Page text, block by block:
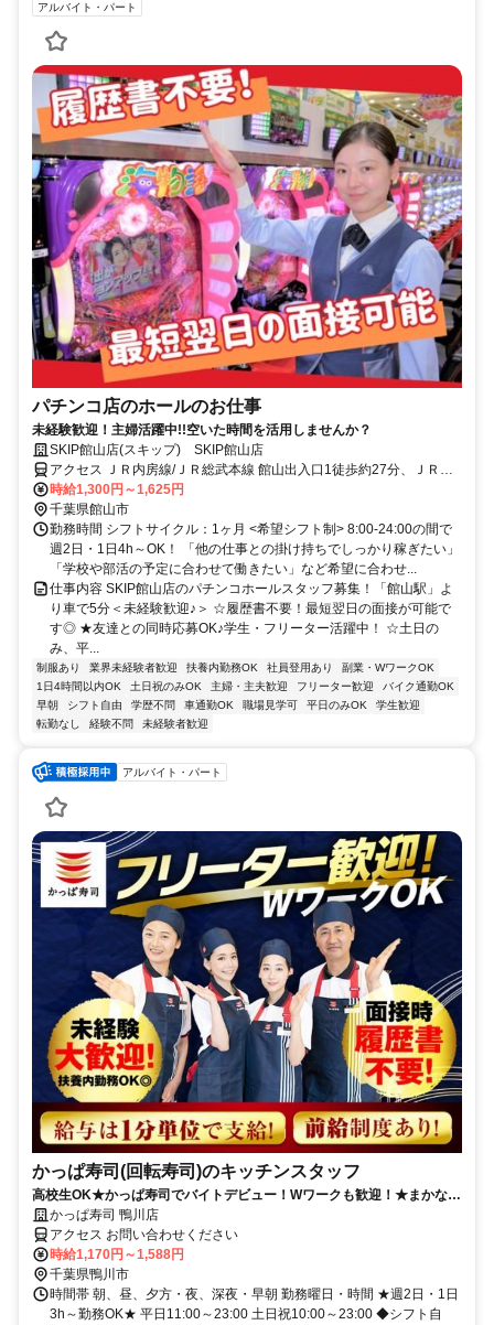
アルバイト・パート
パチンコ店のホールのお仕事
未経験歓迎！主婦活躍中!!空いた時間を活用しませんか？
SKIP館山店(スキップ) SKIP館山店
アクセス ＪＲ内房線/ＪＲ総武本線 館山出入口1徒歩約27分、ＪＲ内
房線/ＪＲ総武本線 那古船形徒歩約42分、ＪＲ内房線 九重徒歩約56分
JR内房線「館山駅」１番出口より車で5分
時給1,300円～1,625円
千葉県館山市
勤務時間 シフトサイクル：1ヶ月 <希望シフト制> 8:00-24:00の間で
週2日・1日4h～OK！ 「他の仕事との掛け持ちでしっかり稼ぎたい」
「学校や部活の予定に合わせて働きたい」など希望に合わせ...
仕事内容 SKIP館山店のパチンコホールスタッフ募集！「館山駅」よ
り車で5分＜未経験歓迎♪＞ ☆履歴書不要！最短翌日の面接が可能で
す◎ ★友達との同時応募OK♪学生・フリーター活躍中！ ☆土日の
み、平...
制服あり 業界未経験者歓迎 扶養内勤務OK 社員登用あり
副業・WワークOK
1日4時間以内OK
土日祝のみOK 主婦・主夫歓迎 フリーター歓迎
バイク通勤OK
早朝
シフト自由 学歴不問 車通勤OK 職場見学可 平日のみOK
学生歓迎
転勤なし
経験不問 未経験者歓迎
アルバイト・パート
かっぱ寿司(回転寿司)のキッチンスタッフ
高校生OK★かっぱ寿司でバイトデビュー！Wワークも歓迎！★まかない
有★短時間OK★履歴書不要
かっぱ寿司 鴨川店
アクセス お問い合わせください
時給1,170円～1,588円
千葉県鴨川市
時間帯 朝、昼、夕方・夜、深夜・早朝 勤務曜日・時間 ★週2日・1日
3h～勤務OK★ 平日11:00～23:00 土日祝10:00～23:00 ◆シフト自